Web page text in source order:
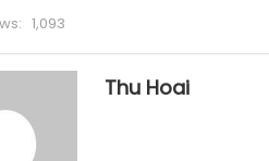
1,093
Thu Hoai